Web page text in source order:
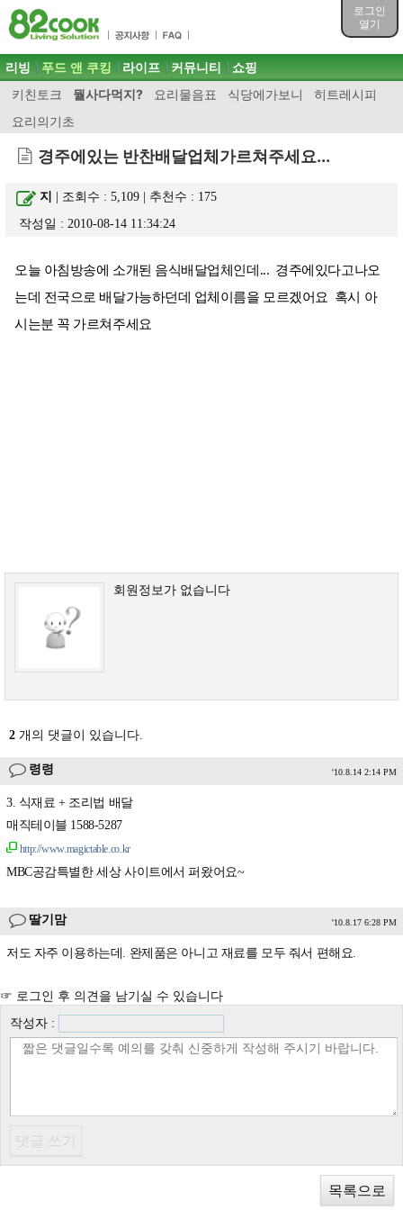
로그인
열기
목차
주메뉴 바로가기
컨텐츠 바로가기
검색 바로가기
로그인 바로가기
주메뉴
리빙 푸드 앤 쿠킹
키친토크 뭘사다먹지? 요리물음표 식당에가보니
히트레시피
요리의기초
라이프 커뮤니티 쇼핑
경주에있는 반찬배달업체가르쳐주세요...
지 | 조회수 : 5,109 | 추천수 : 175
작성일 : 2010-08-14 11:34:24
오늘 아침방송에 소개된 음식배달업체인데... 경주에있다고나오
는데 전국으로 배달가능하던데 업체이름을 모르겠어요 혹시 아
시는분 꼭 가르쳐주세요
회원정보가 없습니다
2 개의 댓글이 있습니다.
령령 '10.8.14 2:14 PM
3. 식재료 + 조리법 배달
매직테이블 1588-5287
http://www.magictable.co.kr
MBC공감특별한 세상 사이트에서 퍼왔어요~
딸기맘 '10.8.17 6:28 PM
저도 자주 이용하는데. 완제품은 아니고 재료를 모두 줘서 편해요.
☞ 로그인 후 의견을 남기실 수 있습니다
작성자 :
목록으로